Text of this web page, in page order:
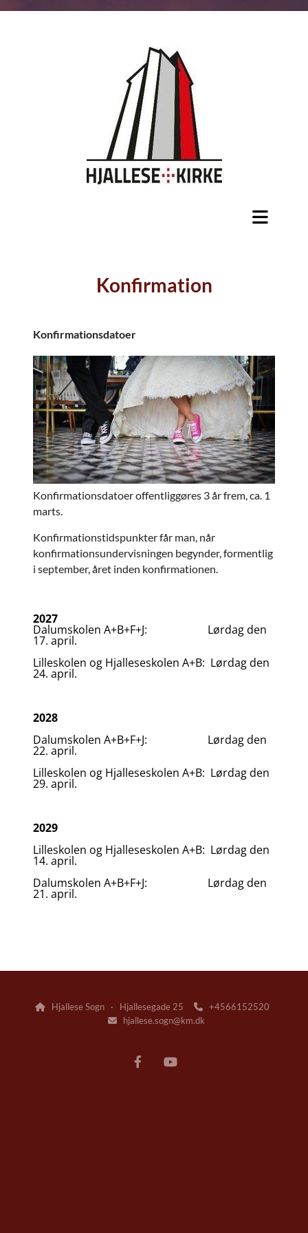
Konfirmation
Konfirmationsdatoer
Konfirmationsdatoer offentliggøres 3 år frem, ca. 1
marts.
Konfirmationstidspunkter får man, når
konfirmationsundervisningen begynder, formentlig
i september, året inden konfirmationen.
2027
Dalumskolen A+B+F+J: Lørdag den
17. april.
Lilleskolen og Hjalleseskolen A+B: Lørdag den
24. april.
2028
Dalumskolen A+B+F+J: Lørdag den
22. april.
Lilleskolen og Hjalleseskolen A+B: Lørdag den
29. april.
2029
Lilleskolen og Hjalleseskolen A+B: Lørdag den
14. april.
Dalumskolen A+B+F+J: Lørdag den
21. april.
Hjallese Sogn · Hjallesegade 25 +4566152520
hjallese.sogn@km.dk